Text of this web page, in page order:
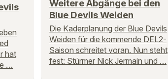
hat
…
Weitere Abgänge bei den
Blue Devils Weiden
Die Kaderplanung der Blue Devils
Weiden für die kommende DEL2-
Saison schreitet voran. Nun steht
fest: Stürmer Nick Jermain und …